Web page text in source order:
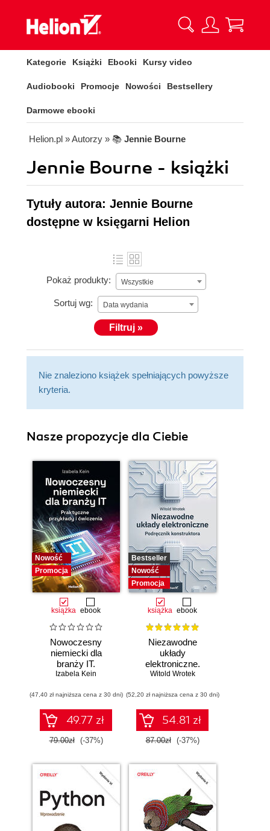
Kategorie Książki Ebooki Kursy video
Audiobooki Promocje Nowości Bestsellery
Darmowe ebooki
Helion.pl » Autorzy » 📚 Jennie Bourne
Jennie Bourne - książki
Tytuły autora: Jennie Bourne
dostępne w księgarni Helion
Pokaż produkty: Wszystkie
Sortuj wg: Data wydania
Filtruj »
Nie znaleziono książek spełniających powyższe
kryteria.
Nasze propozycje dla Ciebie
Nowość
Promocja
książka ebook
Nowoczesny
niemiecki dla
branży IT.
Praktyczne
ćwiczenia
Izabela Kein
(47,40 zł najniższa cena z 30 dni)
49.77 zł
79.00zł (-37%)
Bestseller
Nowość
Promocja
książka ebook
Niezawodne
układy
elektroniczne.
Podręcznik
Witold Wrotek
(52,20 zł najniższa cena z 30 dni)
54.81 zł
87.00zł (-37%)